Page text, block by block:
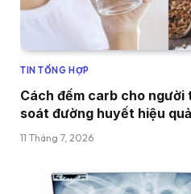
TIN TỔNG HỢP
Cách đếm carb cho người
soát đường huyết hiệu quả
11 Tháng 7, 2026